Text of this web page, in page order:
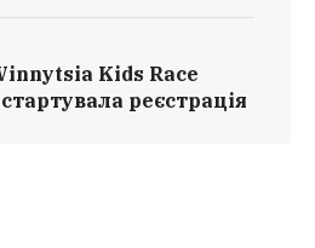
Kids Race
реєстрація